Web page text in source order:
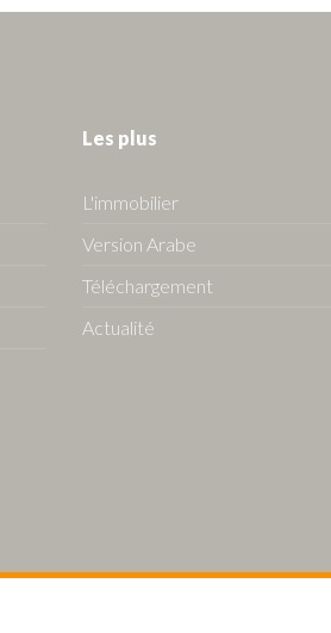
Les plus
L'immobilier
Version Arabe
Téléchargement
Actualité